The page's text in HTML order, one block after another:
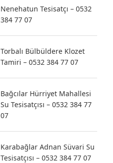
Nenehatun Tesisatçı – 0532
384 77 07
Torbalı Bülbüldere Klozet
Tamiri – 0532 384 77 07
Bağcılar Hürriyet Mahallesi
Su Tesisatçısı – 0532 384 77
07
Karabağlar Adnan Süvari Su
Tesisatçısı – 0532 384 77 07